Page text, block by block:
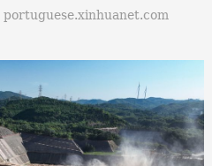
portuguese.xinhuanet.com